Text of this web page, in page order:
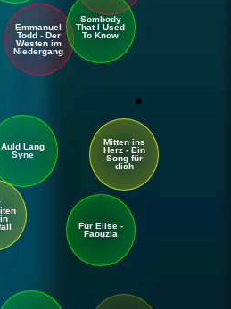
An ihren Taten sollt ihr sie
Emmanuel
Todd - Der
Westen im
Niedergang
Sombody
That I Used
To Know
Auld Lang
Syne
Mitten ins
Herz - Ein
Song für
dich
Fur Elise -
Faouzia